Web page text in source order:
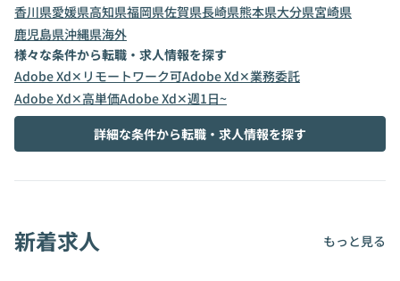
香川県愛媛県高知県福岡県佐賀県長崎県熊本県大分県宮崎県
鹿児島県沖縄県海外
様々な条件から転職・求人情報を探す
Adobe Xd✕リモートワーク可Adobe Xd✕業務委託
Adobe Xd✕高単価Adobe Xd✕週1日~
詳細な条件から転職・求人情報を探す
新着求人 もっと見る